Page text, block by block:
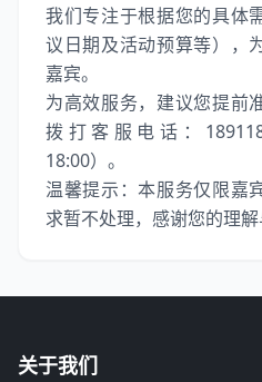
我们专注于根据您的具体
议日期及活动预算等），
嘉宾。
为高效服务，建议您提前
拨打客服电话：
18:00）。
温馨提示：本服务仅限嘉
求暂不处理，感谢您的理解
关于我们